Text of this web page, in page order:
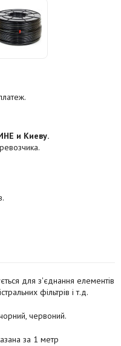
и Киеву.
для з'єднання елементів
фільтрів і т.д.
червоний.
за 1 метр